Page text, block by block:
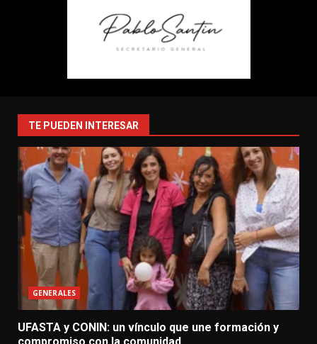
TE PUEDEN INTERESAR
GENERALES
UFASTA y CONIN: un vínculo que une formación y
compromiso con la comunidad